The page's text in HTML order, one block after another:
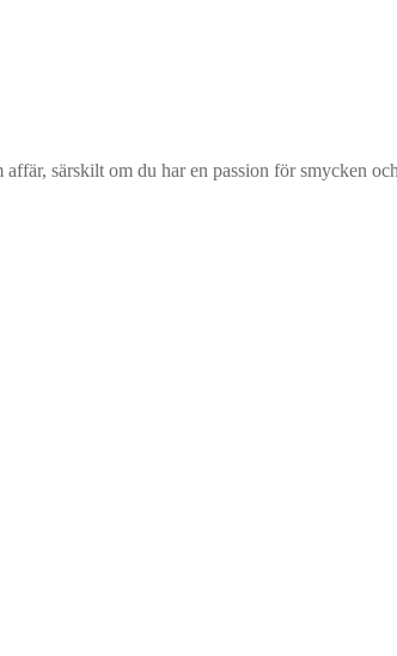
särskilt om du har en passion för smycken